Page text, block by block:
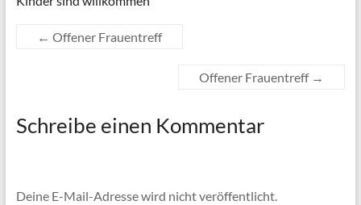
← Offener Frauentreff
Offener Frauentreff →
Schreibe einen Kommentar
Deine E-Mail-Adresse wird nicht veröffentlicht.